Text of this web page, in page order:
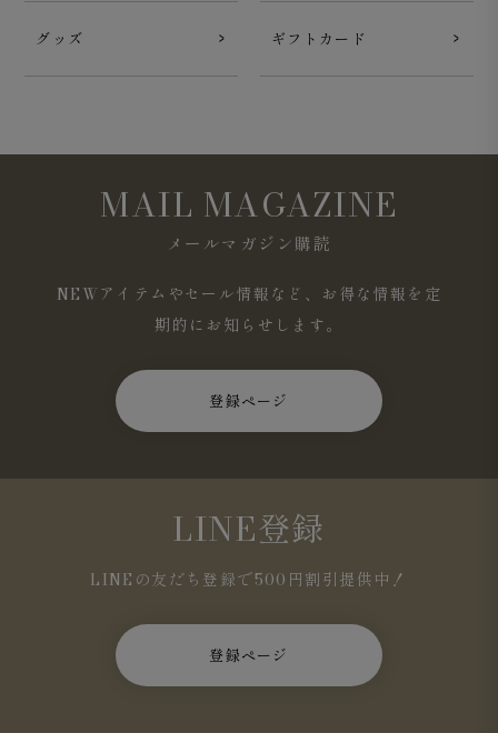
グッズ ギフトカード
MAIL MAGAZINE
メールマガジン購読
NEWアイテムやセール情報など、お得な情報を定
期的にお知らせします。
登録ページ
LINE登録
LINEの友だち登録で500円割引提供中！
登録ページ